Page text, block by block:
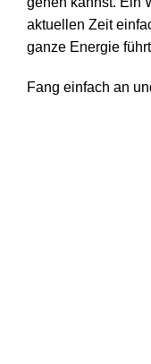
aktuellen Zeit
ganze Energie
Fang einfach an